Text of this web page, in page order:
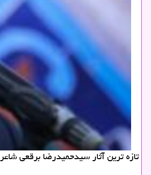
تازه ترین آثار سیدحمیدرضا برقعی